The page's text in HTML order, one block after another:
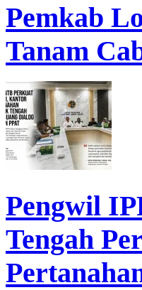
Pemkab
Tanam
Pengwil
Tengah